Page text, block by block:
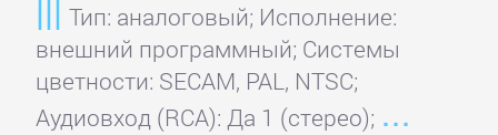
Тип: аналоговый; Исполнение:
внешний программный; Системы
цветности: SECAM, PAL, NTSC;
Аудиовход (RCA): Да 1 (стерео);
BIOSTAR
Club